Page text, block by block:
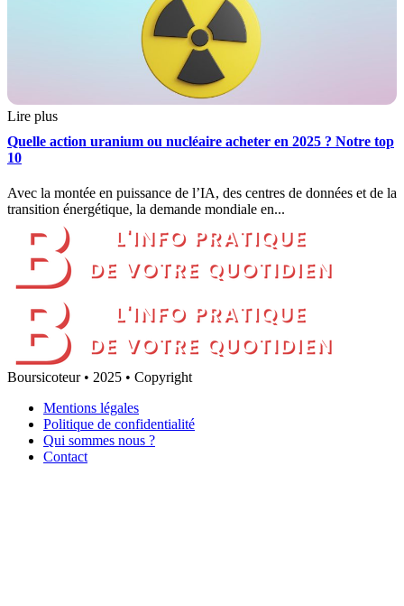
Lire plus
Quelle action uranium ou nucléaire acheter en 2025 ? Notre top
10
Avec la montée en puissance de l’IA, des centres de données et de la
transition énergétique, la demande mondiale en...
Boursicoteur • 2025 • Copyright
Mentions légales
Politique de confidentialité
Qui sommes nous ?
Contact